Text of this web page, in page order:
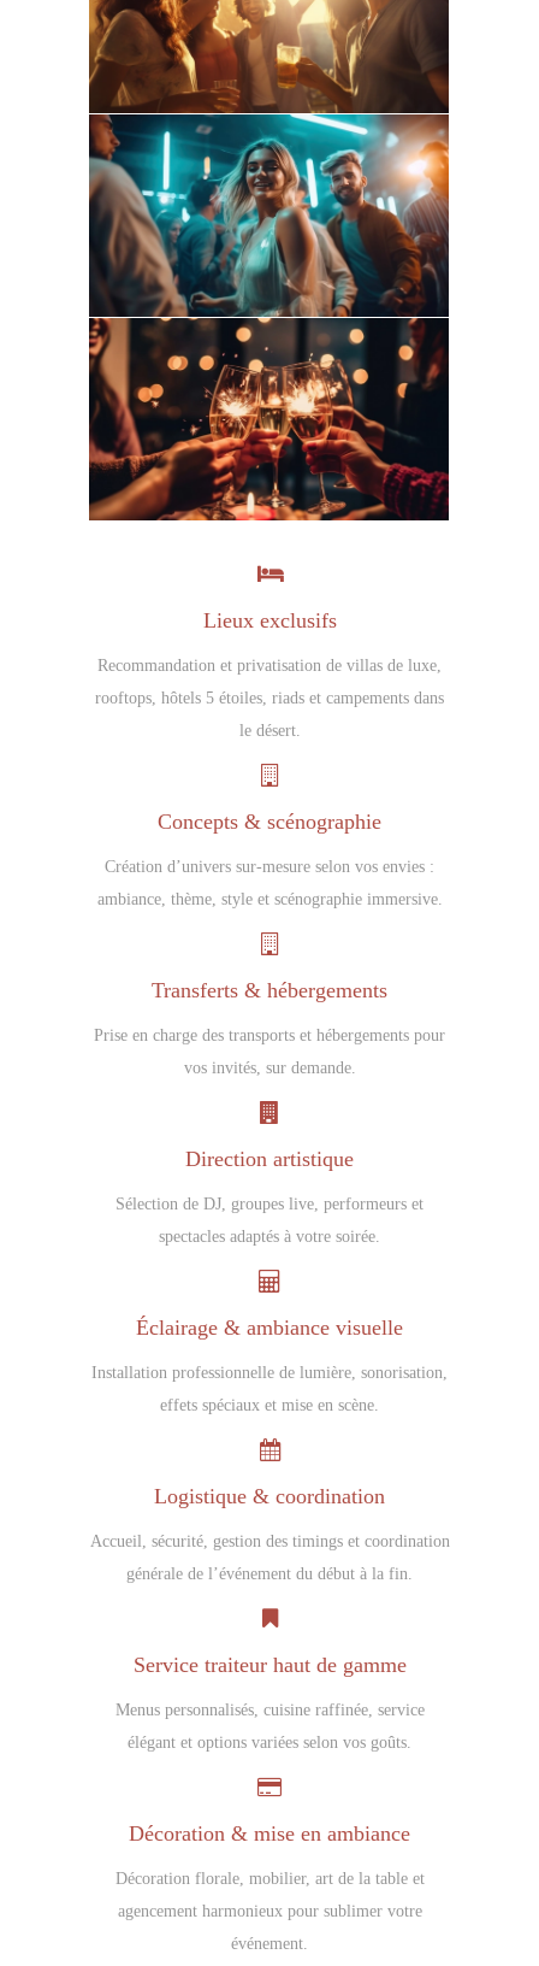
Lieux exclusifs
Recommandation et privatisation de villas de luxe,
rooftops, hôtels 5 étoiles, riads et campements dans
le désert.
Concepts & scénographie
Création d’univers sur-mesure selon vos envies :
ambiance, thème, style et scénographie immersive.
Transferts & hébergements
Prise en charge des transports et hébergements pour
vos invités, sur demande.
Direction artistique
Sélection de DJ, groupes live, performeurs et
spectacles adaptés à votre soirée.
Éclairage & ambiance visuelle
Installation professionnelle de lumière, sonorisation,
effets spéciaux et mise en scène.
Logistique & coordination
Accueil, sécurité, gestion des timings et coordination
générale de l’événement du début à la fin.
Service traiteur haut de gamme
Menus personnalisés, cuisine raffinée, service
élégant et options variées selon vos goûts.
Décoration & mise en ambiance
Décoration florale, mobilier, art de la table et
agencement harmonieux pour sublimer votre
événement.